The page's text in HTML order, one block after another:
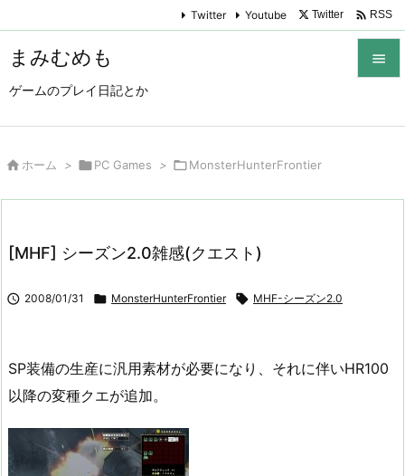
まみむめも
ゲームのプレイ日記とか

Twitter Youtube Twitter  RSS
 ホーム > PC Games > MonsterHunterFrontier
[MHF] シーズン2.0雑感(クエスト)
 2008/01/31  MonsterHunterFrontier  MHF-シーズン2.0
SP装備の生産に汎用素材が必要になり、それに伴いHR100
以降の変種クエが追加。